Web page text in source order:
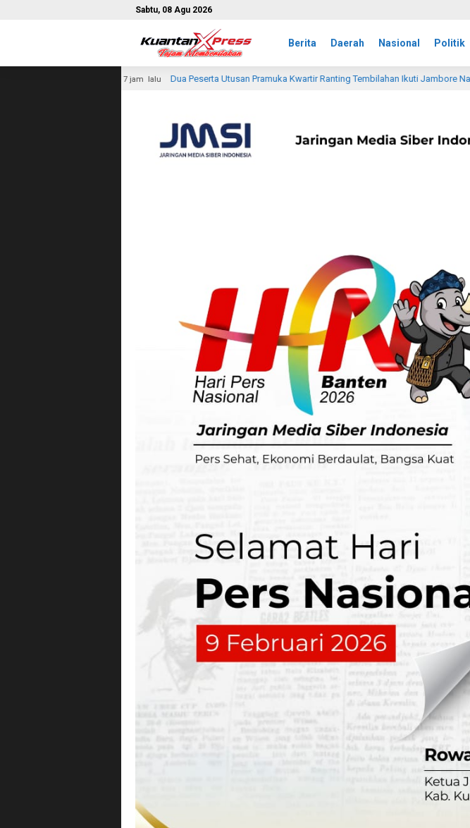
Sabtu, 08 Agu 2026
Berita Daerah Nasional Politik
Dua Peserta Utusan Pramuka Kwartir Ranting Tembilahan Ikuti Jambore Nasional Ke XII di Cibubur Jakarta.